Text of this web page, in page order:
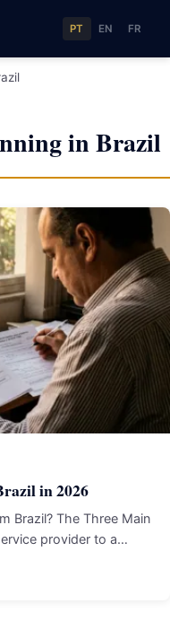
PT EN FR
in Brazil
in 2026
Brazil? The Three Main
provider to a…